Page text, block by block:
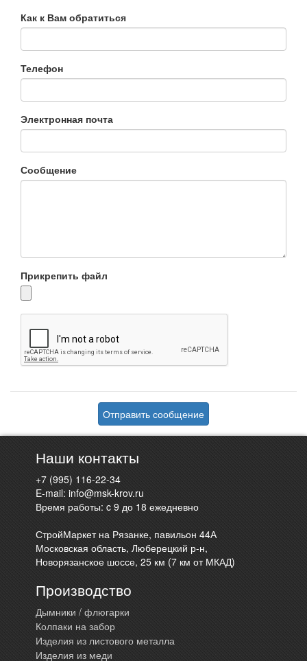
Как к Вам обратиться
Телефон
Электронная почта
Сообщение
Прикрепить файл
Отправить сообщение
Наши контакты
+7 (995) 116-22-34
E-mail:info@msk-krov.ru
Время работы: c 9 до 18 ежедневно
СтройМаркет на Рязанке, павильон 44А
Московская область, Люберецкий р-н,
Новорязанское шоссе, 25 км (7 км от МКАД)
Производство
Дымники / флюгарки
Колпаки на забор
Изделия из листового металла
Изделия из меди